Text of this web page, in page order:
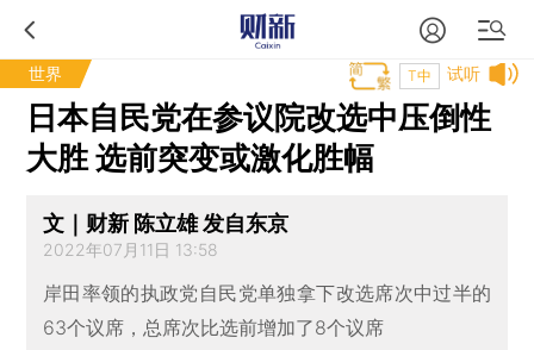
世界 试听
T中
日本自民党在参议院改选中压倒性
大胜 选前突变或激化胜幅
文｜财新 陈立雄 发自东京
2022年07月11日 13:58
岸田率领的执政党自民党单独拿下改选席次中过半的
63个议席，总席次比选前增加了8个议席